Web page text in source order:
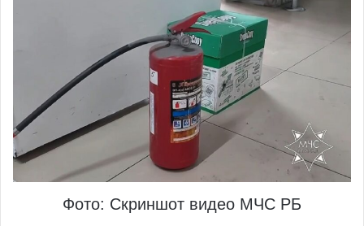
Фото: Скриншот видео МЧС РБ